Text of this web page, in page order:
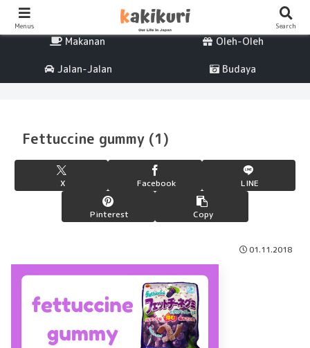
Makanan Oleh-Oleh
Jalan-Jalan Budaya
Fettuccine gummy (1)
X Facebook LINE
Pinterest Copy
01.11.2018
Menus Search